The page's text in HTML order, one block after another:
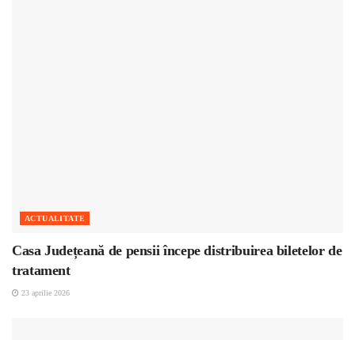
ACTUALITATE
Casa Județeană de pensii începe distribuirea biletelor de
tratament
23 aprilie 2026